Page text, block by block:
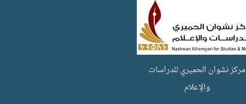
مركز نشوان الحميري للدراسات
والإعلام